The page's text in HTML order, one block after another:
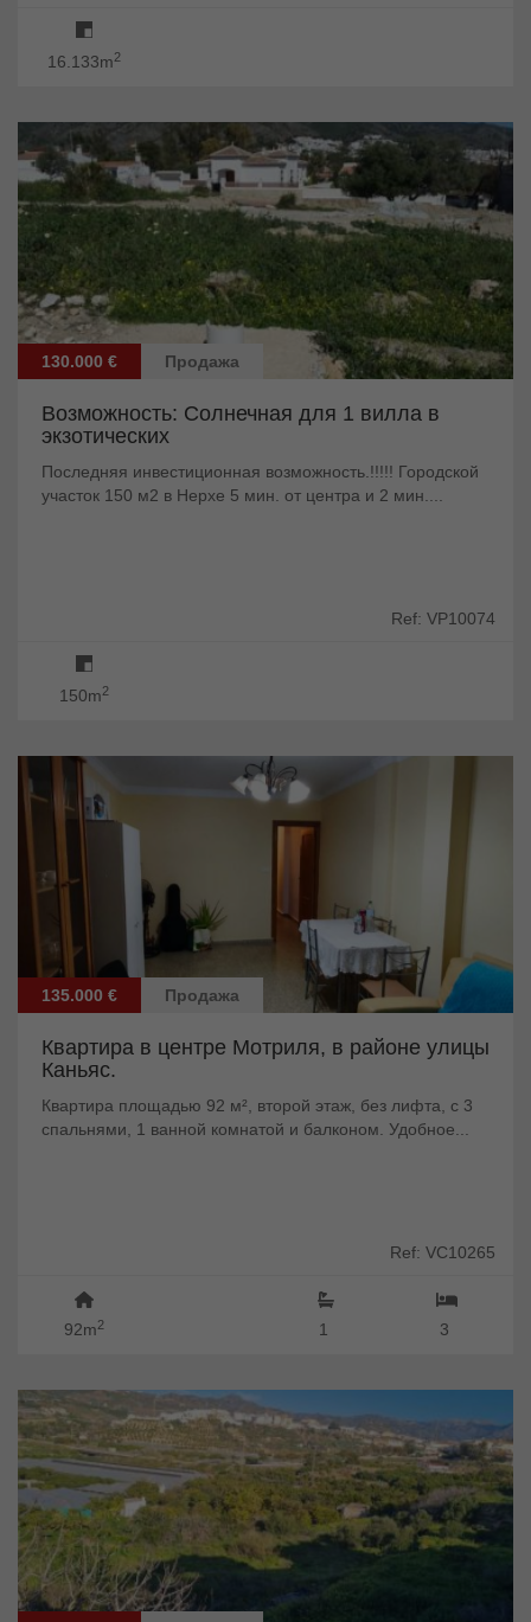
16.133m2
130.000 € Продажа
Возможность: Солнечная для 1 вилла в
экзотических
Последняя инвестиционная возможность.!!!!! Городской
участок 150 м2 в Нерхе 5 мин. от центра и 2 мин....
Ref: VP10074
150m2
135.000 € Продажа
Квартира в центре Мотриля, в районе улицы
Каньяс.
Квартира площадью 92 м², второй этаж, без лифта, с 3
спальнями, 1 ванной комнатой и балконом. Удобное...
Ref: VC10265
92m2 3
1